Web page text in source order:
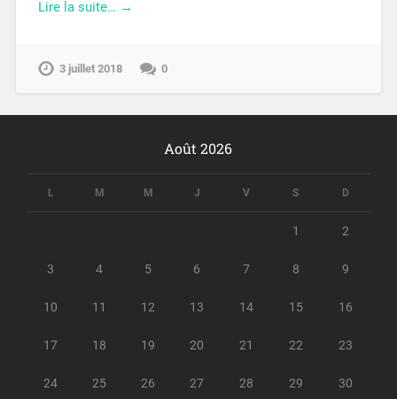
Lire la suite… →
3 juillet 2018 0
Août 2026
L M M J V S D
1 2
3 4 5 6 7 8 9
10 11 12 13 14 15 16
17 18 19 20 21 22 23
24 25 26 27 28 29 30